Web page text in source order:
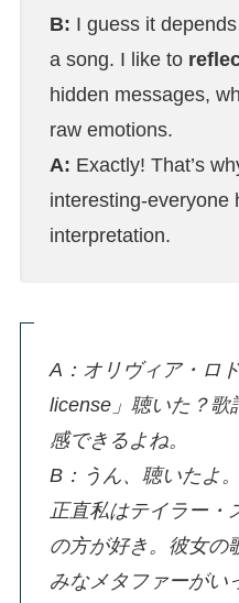
B: I guess it
a song. I like to
hidden messages,
raw emotions.
A: Exactly! That’s
interesting-everyone
interpretation.
A：オリヴィア・ロ
license」聴いた？歌
感できるよね。
B：うん、聴いたよ
正直私はテイラー・
の方が好き。彼女の
みなメタファーがい